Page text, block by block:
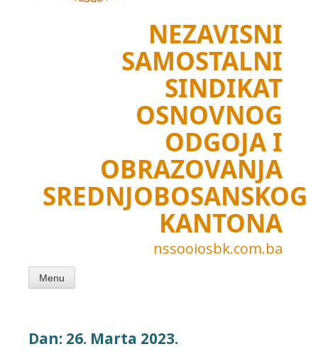
NEZAVISNI
SAMOSTALNI
SINDIKAT
OSNOVNOG
ODGOJA I
OBRAZOVANJA
SREDNJOBOSANSKOG
KANTONA
nssooiosbk.com.ba
Menu
Dan: 26. Marta 2023.